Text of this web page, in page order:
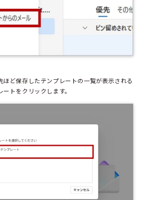
ほど保存したテンプレートの一覧が表示される
トをクリックします。